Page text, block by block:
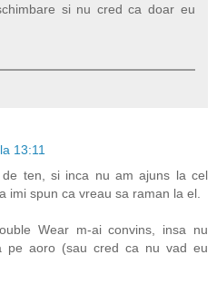
si nu cred ca doar eu
13:11
de ten, si inca nu am ajuns la cel
imi spun ca vreau sa raman la el.
Wear m-ai convins, insa nu
pe aoro (sau cred ca nu vad eu